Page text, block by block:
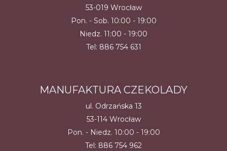
53-019 Wrocław
Pon. - Sob. 10:00 - 19:00
Niedz. 11:00 - 19:00
Tel: 886 754 631
MANUFAKTURA CZEKOLADY
ul. Odrzańska 13
53-114 Wrocław
Pon. - Niedz. 10:00 - 19:00
Tel: 886 754 962